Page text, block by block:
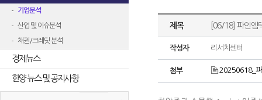
기업분석
산업 및 이슈분석
채권/크레딧 분석
경제뉴스
한양 뉴스 및 공지사항
제목 [06/18] 파인엠
작성자 리서치센터
첨부 20250618_